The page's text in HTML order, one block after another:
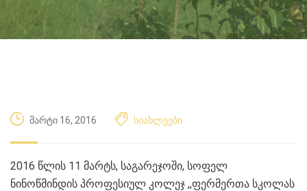
მარტი 16, 2016 სიახლეები
2016 წლის 11 მარტს, საგარეჯოში, სოფელ
ნინოწმინდის პროფესიულ კოლეჯ ,,ფერმერთა სკოლას